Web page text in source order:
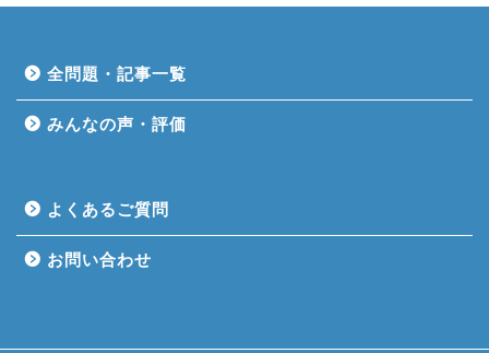
全問題・記事一覧
みんなの声・評価
よくあるご質問
お問い合わせ